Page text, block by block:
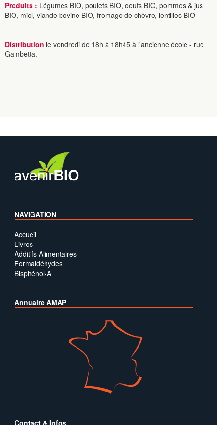
Produits : Légumes BIO, poulets BIO, oeufs BIO, pommes & jus
BIO, miel, viande bovine BIO, fromage de chèvre, lentilles BIO
Distribution le vendredi de 18h à 18h45 à l'ancienne école - rue
Gambetta.
NAVIGATION
Accueil
Livres
Additifs Alimentaires
Formaldéhydes
Bisphénol-A
Annuaire AMAP
Contact & Infos